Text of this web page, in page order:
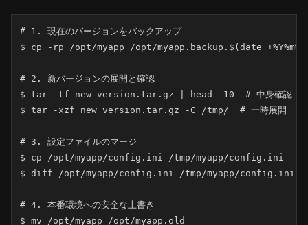
# 1. 現在のバージョンをバックアップ
$ cp -rp /opt/myapp /opt/myapp.backup.$(date
# 2. 新バージョンの展開と確認
$ tar -tf new_version.tar.gz | head -10  # 中身確認
$ tar -xzf new_version.tar.gz -C /tmp/  # 一時展開
# 3. 設定ファイルのマージ
$ cp /opt/myapp/config.ini /tmp/myapp/config.ini
$ diff /opt/myapp/config.ini /tmp/myapp/config.ini  #
# 4. 本番環境への安全な上書き
$ mv /opt/myapp /opt/myapp.old